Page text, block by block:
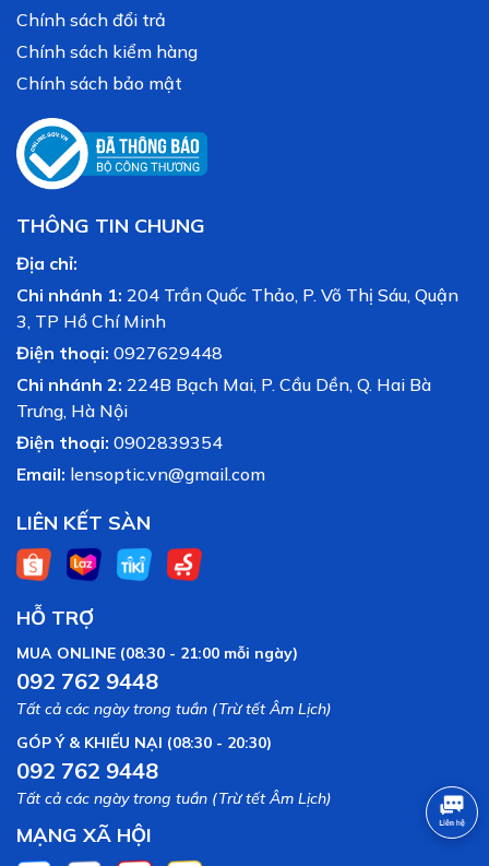
Chính sách đổi trả
Chính sách kiểm hàng
Chính sách bảo mật
THÔNG TIN CHUNG
Địa chỉ:
Chi nhánh 1: 204 Trần Quốc Thảo, P. Võ Thị Sáu, Quận
3, TP Hồ Chí Minh
Điện thoại: 0927629448
Chi nhánh 2: 224B Bạch Mai, P. Cầu Dền, Q. Hai Bà
Trưng, Hà Nội
Điện thoại: 0902839354
Email: lensoptic.vn@gmail.com
LIÊN KẾT SÀN
HỖ TRỢ
MUA ONLINE (08:30 - 21:00 mỗi ngày)
092 762 9448
Tất cả các ngày trong tuần (Trừ tết Âm Lịch)
GÓP Ý & KHIẾU NẠI (08:30 - 20:30)
092 762 9448
Tất cả các ngày trong tuần (Trừ tết Âm Lịch)
MẠNG XÃ HỘI